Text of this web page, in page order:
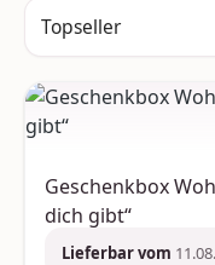
Geschenkbox
dich gibt“
Lieferbar vom 11.08.